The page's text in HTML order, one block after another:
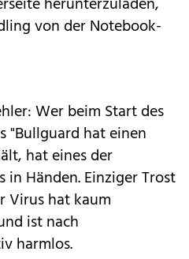
von der Notebook-
Wer beim Start des
"Bullguard hat einen
hat eines der
Händen. Einziger Trost
Virus hat kaum
ist nach
harmlos.